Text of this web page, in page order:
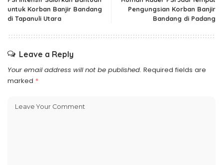
untuk Korban Banjir Bandang
di Tapanuli Utara
Pengungsian Korban Banjir
Bandang di Padang
Leave a Reply
Your email address will not be published. Required fields are
marked *